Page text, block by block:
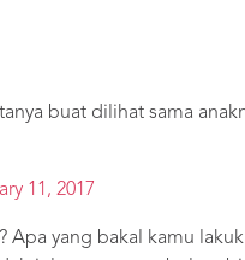
buat dilihat sama
11, 2017
Apa yang bakal kamu